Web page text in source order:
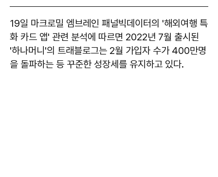
19일 마크로밀 엠브레인 패널빅데이터의 '해외여행 특
화 카드 앱' 관련 분석에 따르면 2022년 7월 출시된
'하나머니'의 트래블로그는 2월 가입자 수가 400만명
을 돌파하는 등 꾸준한 성장세를 유지하고 있다.